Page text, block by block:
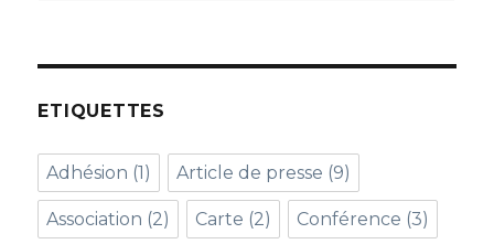
ETIQUETTES
Adhésion (1) Article de presse (9)
Association (2) Carte (2) Conférence (3)